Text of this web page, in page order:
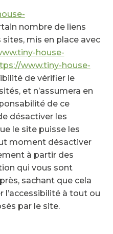
nombre de liens
mis en place avec
house-
www.tiny-house-
de vérifier le
et n’assumera en
de ce
désactiver les
le site puisse les
moment désactiver
à partir des
qui vous sont
sachant que cela
l’accessibilité à tout ou
par le site.